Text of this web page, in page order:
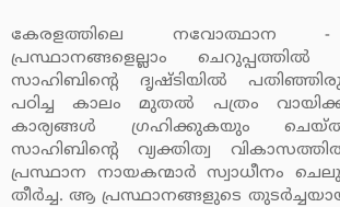
കേരളത്തിലെ നവോത്ഥാന
പ്രസ്ഥാനങ്ങളെല്ലാം
സാഹിബിന്റെ ദൃഷ്ടിയില്‍
പഠിച്ച കാലം മുതല്‍ പത്രം
കാര്യങ്ങള്‍ ഗ്രഹിക്കുകയും
സാഹിബിന്റെ വ്യക്തിത്വ
പ്രസ്ഥാന നായകന്മാര്‍ സ്വാധീനം
തീര്‍ച്ച. ആ പ്രസ്ഥാനങ്ങളുടെ